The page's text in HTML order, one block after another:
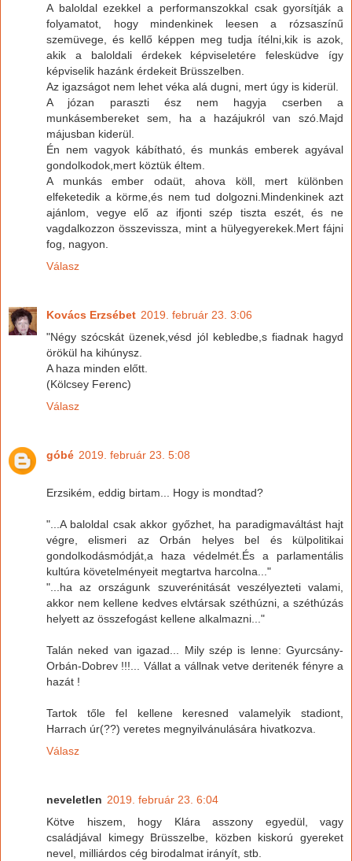
A baloldal ezekkel a performanszokkal csak gyorsítják a
folyamatot, hogy mindenkinek leesen a rózsaszínű
szemüvege, és kellő képpen meg tudja ítélni,kik is azok,
akik a baloldali érdekek képviseletére felesküdve így
képviselik hazánk érdekeit Brüsszelben.
Az igazságot nem lehet véka alá dugni, mert úgy is kiderül.
A józan paraszti ész nem hagyja cserben a
munkásembereket sem, ha a hazájukról van szó.Majd
májusban kiderül.
Én nem vagyok kábítható, és munkás emberek agyával
gondolkodok,mert köztük éltem.
A munkás ember odaüt, ahova köll, mert különben
elfeketedik a körme,és nem tud dolgozni.Mindenkinek azt
ajánlom, vegye elő az ifjonti szép tiszta eszét, és ne
vagdalkozzon összevissza, mint a hülyegyerekek.Mert fájni
fog, nagyon.
Válasz
Kovács Erzsébet 2019. február 23. 3:06
"Négy szócskát üzenek,vésd jól kebledbe,s fiadnak hagyd
örökül ha kihúnysz.
A haza minden előtt.
(Kölcsey Ferenc)
Válasz
góbé 2019. február 23. 5:08
Erzsikém, eddig birtam... Hogy is mondtad?
"...A baloldal csak akkor győzhet, ha paradigmaváltást hajt
végre, elismeri az Orbán helyes bel és külpolitikai
gondolkodásmódját,a haza védelmét.És a parlamentális
kultúra követelményeit megtartva harcolna..."
"...ha az országunk szuverénitását veszélyezteti valami,
akkor nem kellene kedves elvtársak széthúzni, a széthúzás
helyett az összefogást kellene alkalmazni..."
Talán neked van igazad... Mily szép is lenne: Gyurcsány-
Orbán-Dobrev !!!... Vállat a vállnak vetve deritenék fényre a
hazát !
Tartok tőle fel kellene keresned valamelyik stadiont,
Harrach úr(??) veretes megnyilvánulására hivatkozva.
Válasz
neveletlen 2019. február 23. 6:04
Kötve hiszem, hogy Klára asszony egyedül, vagy
családjával kimegy Brüsszelbe, közben kiskorú gyereket
nevel, milliárdos cég birodalmat irányít, stb.